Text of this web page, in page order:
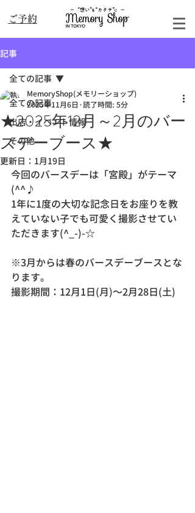
​ご予約
記事
全ての記事
出店・イベント情報
その他
全ての記事
★2025年12月～2月のバー
スデーブース★
MemoryShop(メモリーショップ)
2025年11月6日 読了時間: 5分
更新日： 1月19日
今回のバースデーは「宮殿」がテーマ
(^^♪
1年に1度の大切な記念日をお座りを教
えていない子でも可愛く撮影させてい
ただきます(^_-)-☆
※3月からは春のバースデーブースとな
ります。
撮影期間：12月1日(月)〜2月28日(土)